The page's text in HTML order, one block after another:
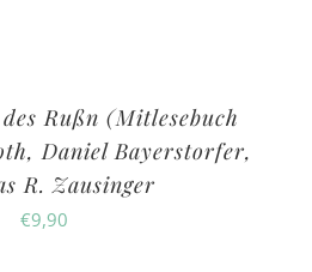
Rußn (Mitlesebuch
Daniel Bayerstorfer,
R. Zausinger
€9,90